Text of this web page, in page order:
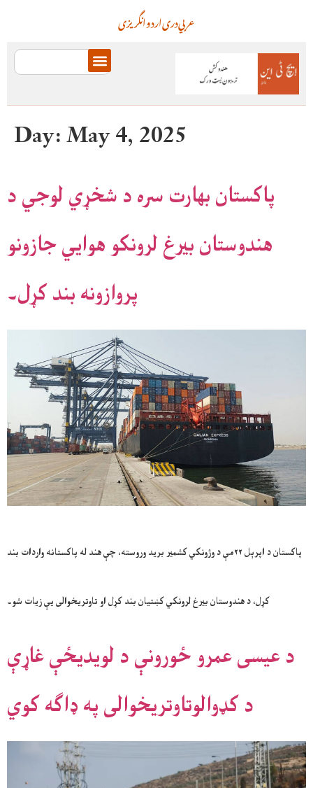
انگریزیاردودریعربي
Day:May 4, 2025
پاکستان بهارت سره د شخړي لوجي د
هندوستان بيرغ لرونکو هوايي جازونو
پروازونه بند کړل۔
پاکستان د اپرېل ۲۲مې د وژونکي کشمير بريد وروسته، چې هند له پاکستانه واردات بند
کړل، د هندوستان بيرغ لرونکي کښتیان بند کړل او تاوتریخوالی یې زيات شو۔
د عیسی عمرو ځورونې د لویديځې غاړې
د کډوالوتاوتریخوالی په ډاګه کوي